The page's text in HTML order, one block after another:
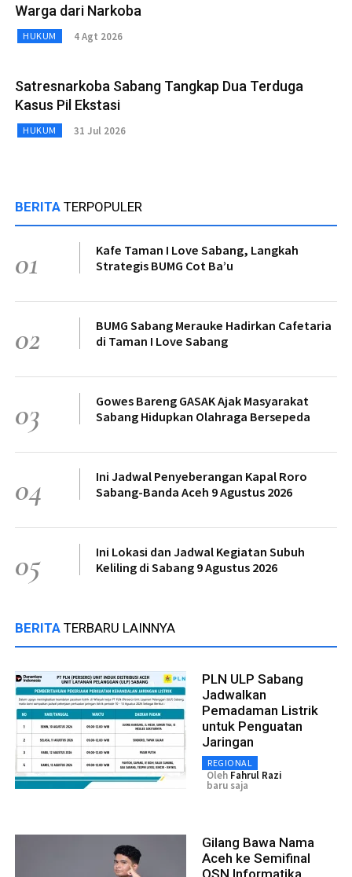
Warga dari Narkoba
HUKUM 4 Agt 2026
Satresnarkoba Sabang Tangkap Dua Terduga
Kasus Pil Ekstasi
HUKUM 31 Jul 2026
BERITA TERPOPULER
01
Kafe Taman I Love Sabang, Langkah
Strategis BUMG Cot Ba’u
02
BUMG Sabang Merauke Hadirkan Cafetaria
di Taman I Love Sabang
03
Gowes Bareng GASAK Ajak Masyarakat
Sabang Hidupkan Olahraga Bersepeda
04
Ini Jadwal Penyeberangan Kapal Roro
Sabang-Banda Aceh 9 Agustus 2026
05
Ini Lokasi dan Jadwal Kegiatan Subuh
Keliling di Sabang 9 Agustus 2026
BERITA TERBARU LAINNYA
PLN ULP Sabang
Jadwalkan
Pemadaman Listrik
untuk Penguatan
Jaringan
REGIONAL
Oleh Fahrul Razi
baru saja
Gilang Bawa Nama
Aceh ke Semifinal
OSN Informatika